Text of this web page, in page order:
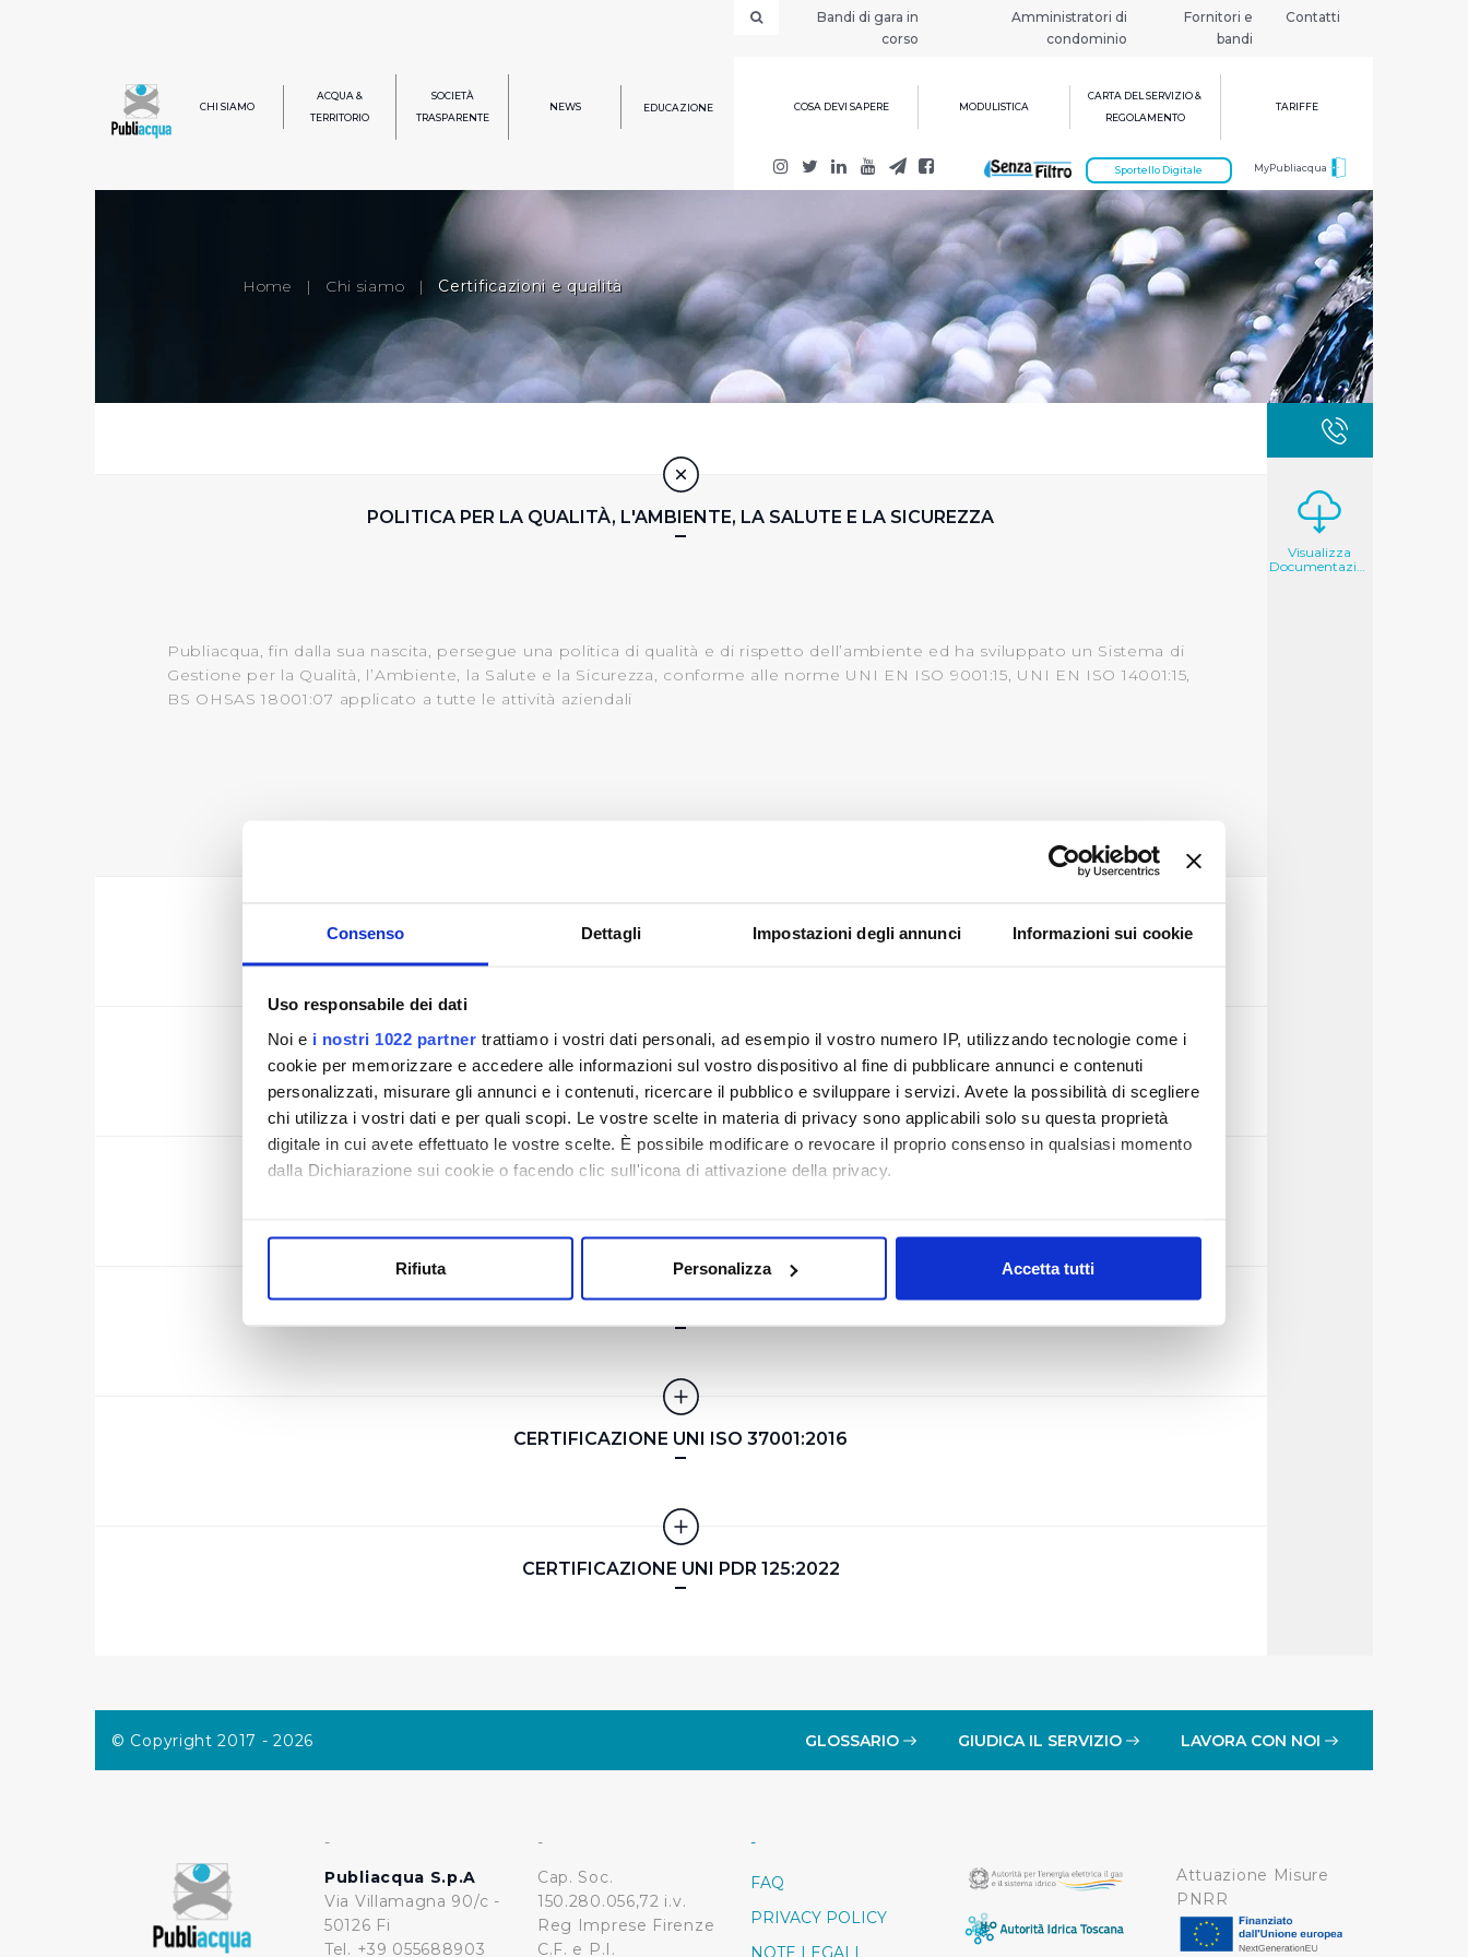
Consenso Dettagli Impostazioni degli annunci Informazioni sui cookie
Uso responsabile dei dati
Noi e i nostri 1022 partner trattiamo i vostri dati personali, ad esempio il vostro numero IP, utilizzando tecnologie come i
cookie per memorizzare e accedere alle informazioni sul vostro dispositivo al fine di pubblicare annunci e contenuti
personalizzati, misurare gli annunci e i contenuti, ricercare il pubblico e sviluppare i servizi. Avete la possibilità di scegliere
chi utilizza i vostri dati e per quali scopi. Le vostre scelte in materia di privacy sono applicabili solo su questa proprietà
digitale in cui avete effettuato le vostre scelte. È possibile modificare o revocare il proprio consenso in qualsiasi momento
dalla Dichiarazione sui cookie o facendo clic sull'icona di attivazione della privacy.
Identificare il tuo dispositivo, scansionandolo attivamente alla ricerca di caratteristiche specifiche (impronte
digitali).
Approfondisci come vengono elaborati i tuoi dati personali e imposta le tue preferenze nella
Utilizziamo dei cookie tecnici necessari per rendere fruibile il sito web abilitandone funzionalità di base quali la
navigazione sulle pagine e l'accesso alle aree protette. In linea con le preferenze manifestate dall’Utente e con i
modo in cui l’Utente utilizza il nostro sito con i nostri partner. Tali soggetti, che si occupano di analisi dei dati web,
pubblicità e social media, potrebbero combinare le informazioni ricevute con altre informazioni che l’Utente ha fornito
loro o che hanno raccolto dal suo utilizzo dei loro servizi.
Rifiuta Personalizza Accetta tutti
Bandi di gara in
corso
Amministratori di
condominio
Fornitori e
bandi
Contatti
CHI SIAMO
ACQUA &
TERRITORIO
SOCIETÀ
TRASPARENTE
NEWS EDUCAZIONE COSA DEVI SAPERE MODULISTICA
CARTA DEL SERVIZIO &
REGOLAMENTO
TARIFFE
MyPubliacqua
Sportello Digitale
Home | Chi siamo | Certificazioni e qualità
POLITICA PER LA QUALITÀ, L'AMBIENTE, LA SALUTE E LA SICUREZZA
Publiacqua, fin dalla sua nascita, persegue una politica di qualità e di rispetto dell’ambiente ed ha sviluppato un Sistema di
Gestione per la Qualità, l’Ambiente, la Salute e la Sicurezza, conforme alle norme UNI EN ISO 9001:15, UNI EN ISO 14001:15,
BS OHSAS 18001:07 applicato a tutte le attività aziendali
CERTIFICAZIONE AMBIENTALE UNI EN ISO 14001:2015
CERTIFICAZIONE SICUREZZA UNI ISO 45001:2018
CERTIFICAZIONE UNI ISO 37001:2016
CERTIFICAZIONE UNI PDR 125:2022
Visualizza
Documentazione
© Copyright 2017 - 2026 GLOSSARIO GIUDICA IL SERVIZIO LAVORA CON NOI
-
Publiacqua S.p.A
Via Villamagna 90/c -
50126 Fi
Tel. +39 055688903
-
Cap. Soc.
150.280.056,72 i.v.
Reg Imprese Firenze
C.F. e P.I.
-
FAQ
PRIVACY POLICY
NOTE LEGALI
Attuazione Misure
PNRR